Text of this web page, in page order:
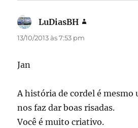
LuDiasBH
13/10/2013 às 7:53 pm
Jan
A história de cordel é mesmo
nos faz dar boas risadas.
Você é muito criativo.